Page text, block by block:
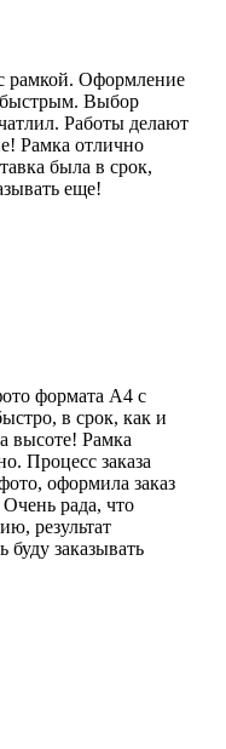
рамкой. Оформление
быстрым. Выбор
Работы делают
Рамка отлично
была в срок,
еще!
формата А4 с
в срок, как и
высоте! Рамка
Процесс заказа
оформила заказ
рада, что
результат
заказывать